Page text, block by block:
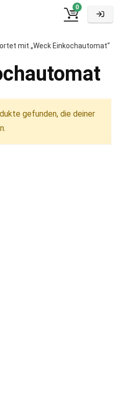
0
mit „Weck Einkochautomat“
gefunden, die deiner